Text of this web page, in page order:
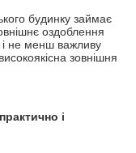
будинку займає
оздоблення
і не менш важливу
зовнішня
і